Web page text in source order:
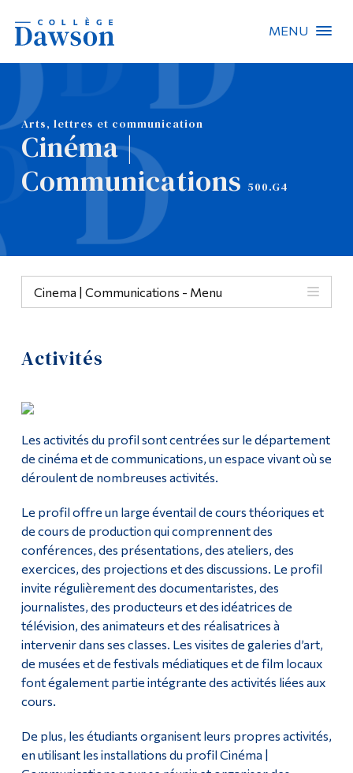
MENU
Arts, lettres et communication
Cinéma |
Communications 500.G4
Cinema | Communications - Menu
Cours
Site Web du profil
Poursuivre la lecture
À propos
Activités
Après le diplôme
Ressources
Activités
Les activités du profil sont centrées sur le département
de cinéma et de communications, un espace vivant où se
déroulent de nombreuses activités.
Le profil offre un large éventail de cours théoriques et
de cours de production qui comprennent des
conférences, des présentations, des ateliers, des
exercices, des projections et des discussions. Le profil
invite régulièrement des documentaristes, des
journalistes, des producteurs et des idéatrices de
télévision, des animateurs et des réalisatrices à
intervenir dans ses classes. Les visites de galeries d’art,
de musées et de festivals médiatiques et de film locaux
font également partie intégrante des activités liées aux
cours.
De plus, les étudiants organisent leurs propres activités,
en utilisant les installations du profil Cinéma |
Recherche sur le site
Recherche de personnes
À propos de Dawson
Omnivox
Liens rapides
Menu principal
Programmes
Formation continue
Admissions
La vie à Dawson
Qui vous êtes
Futurs étudiants
Étudiants actuels
Corps enseignant et
Diplômé·es et visiteur·euses